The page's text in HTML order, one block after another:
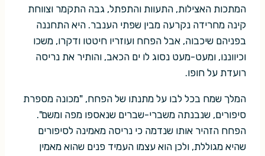
המתכות האצילות, התעוות והתפתל, גבה התקמר וצווחת
קינה מחרידה נקרעה מבין שפתי הענבר. היא התחננה
בפניהם שיכבוה, אבל הפחח ועוזריו חיטטו ודקרו, משכו
וכיווננו, ומעט-מעט נסוג לו ים הכאב, והותיר את נריסה
רועדת על חופו.
המלך שמח בכל לבו על מתנתו של הפחח, "מכונה מספרת
סיפורים, שנבנתה משברי-שברים שנאספו מפה ומשם".
הפחח הזהיר אותו שנדמה כי נריסה מאמינה לסיפורים
שהיא מגוללת, ולכן הוא עצמו העמיד פנים שהוא מאמין